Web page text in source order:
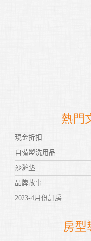
熱門
現金折扣
自備盥洗用品
沙灘墊
品牌故事
2023-4月份訂房
房型